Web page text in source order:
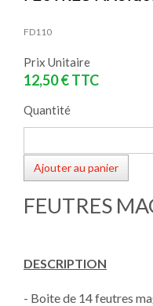
FD110
Prix Unitaire
12,50 €TTC
Quantité
Ajouter au panier
FEUTRES
DESCRIPTION
- Boite de 14 feutres